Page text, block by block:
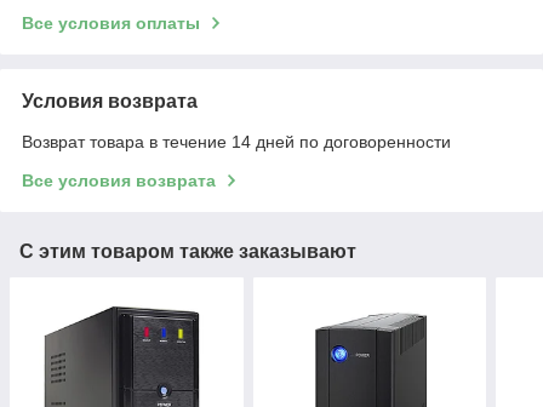
Все условия оплаты
Условия возврата
Возврат товара в течение 14 дней по договоренности
Все условия возврата
С этим товаром также заказывают